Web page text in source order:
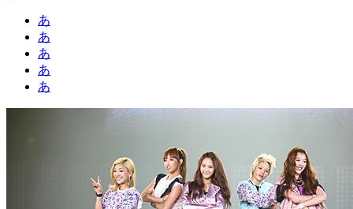
あ
あ
あ
あ
あ